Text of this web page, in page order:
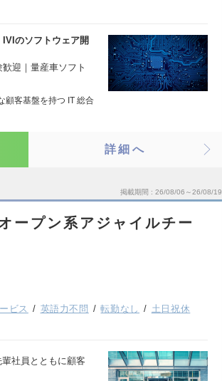
のソフトウェア開
迎｜量産車ソフト
顧客基盤を持つ IT 総合
詳細へ
掲載期間 26/08/06～26/08/19
ープン系アジャイルチー
ビス 英語力不問 転勤なし
土日祝休
社員とともに顧客